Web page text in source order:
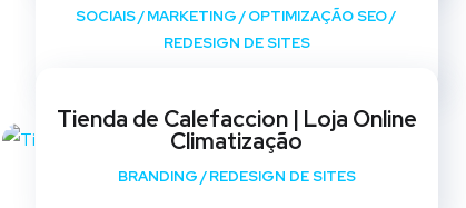
SOCIAIS/MARKETING/OPTIMIZAÇÃO SEO/
REDESIGN DE SITES
Tienda de Calefaccion | Loja Online
Climatização
BRANDING/REDESIGN DE SITES